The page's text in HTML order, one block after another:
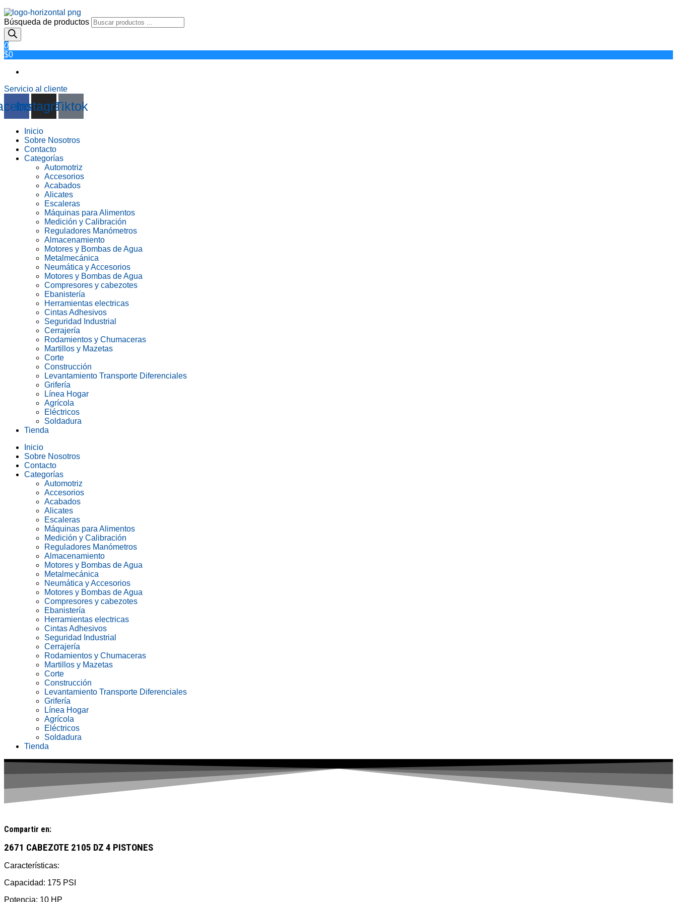
Búsqueda de productos
0
$0
Servicio al cliente
Instagram
Tiktok
Inicio
Sobre Nosotros
Contacto
Categorías
Automotriz
Accesorios
Acabados
Alicates
Escaleras
Máquinas para Alimentos
Medición y Calibración
Reguladores Manómetros
Almacenamiento
Motores y Bombas de Agua
Metalmecánica
Neumática y Accesorios
Motores y Bombas de Agua
Compresores y cabezotes
Ebanistería
Herramientas electricas
Cintas Adhesivos
Seguridad Industrial
Cerrajería
Rodamientos y Chumaceras
Martillos y Mazetas
Corte
Construcción
Levantamiento Transporte Diferenciales
Grifería
Línea Hogar
Agrícola
Eléctricos
Soldadura
Tienda
Inicio
Sobre Nosotros
Contacto
Categorías
Automotriz
Accesorios
Acabados
Alicates
Escaleras
Máquinas para Alimentos
Medición y Calibración
Reguladores Manómetros
Almacenamiento
Motores y Bombas de Agua
Metalmecánica
Neumática y Accesorios
Motores y Bombas de Agua
Compresores y cabezotes
Ebanistería
Herramientas electricas
Cintas Adhesivos
Seguridad Industrial
Cerrajería
Rodamientos y Chumaceras
Martillos y Mazetas
Corte
Construcción
Levantamiento Transporte Diferenciales
Grifería
Línea Hogar
Agrícola
Eléctricos
Soldadura
Tienda
Compartir en:
2671 CABEZOTE 2105 DZ 4 PISTONES
Características:
Capacidad: 175 PSI
Potencia: 10 HP